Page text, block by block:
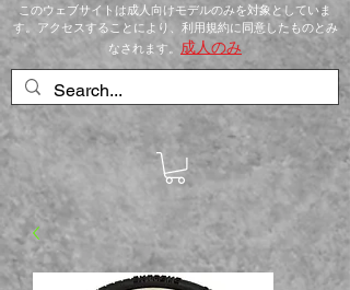
このウェブサイトは成人向けモデルのみを対象としていま
す。アクセスすることにより、利用規約に同意したものとみ
なされます。 成人のみ